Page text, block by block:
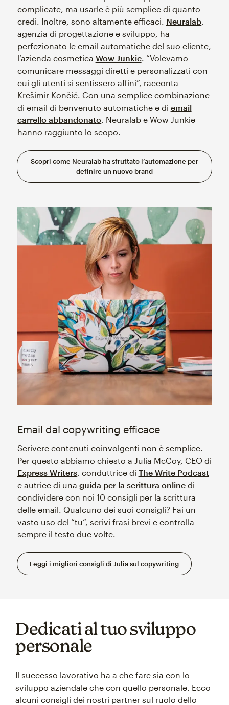
complicate, ma usarle è più semplice di quanto
credi. Inoltre, sono altamente efficaci. Neuralab,
agenzia di progettazione e sviluppo, ha
perfezionato le email automatiche del suo cliente,
l’azienda cosmetica Wow Junkie. “Volevamo
comunicare messaggi diretti e personalizzati con
cui gli utenti si sentissero affini”, racconta
Krešimir Končić. Con una semplice combinazione
di email di benvenuto automatiche e di email
carrello abbandonato, Neuralab e Wow Junkie
hanno raggiunto lo scopo.
Scopri come Neuralab ha sfruttato l’automazione per
definire un nuovo brand
Email dal copywriting efficace
Scrivere contenuti coinvolgenti non è semplice.
Per questo abbiamo chiesto a Julia McCoy, CEO di
Express Writers, conduttrice di The Write Podcast
e autrice di una guida per la scrittura onlinedi
condividere con noi 10 consigli per la scrittura
delle email. Qualcuno dei suoi consigli? Fai un
vasto uso del “tu”, scrivi frasi brevi e controlla
sempre il testo due volte.
Leggi i migliori consigli di Julia sul copywriting
Dedicati al tuo sviluppo
personale
Il successo lavorativo ha a che fare sia con lo
sviluppo aziendale che con quello personale. Ecco
alcuni consigli dei nostri partner sul ruolo dello